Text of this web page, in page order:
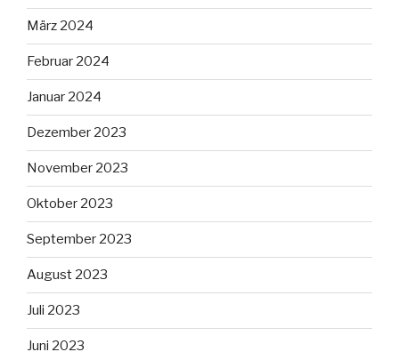
März 2024
Februar 2024
Januar 2024
Dezember 2023
November 2023
Oktober 2023
September 2023
August 2023
Juli 2023
Juni 2023